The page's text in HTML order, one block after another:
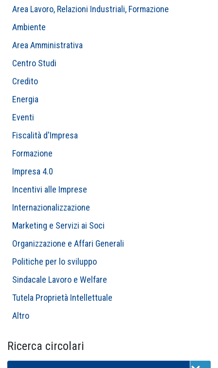
Area Lavoro, Relazioni Industriali, Formazione
Ambiente
Area Amministrativa
Centro Studi
Credito
Energia
Eventi
Fiscalità d'Impresa
Formazione
Impresa 4.0
Incentivi alle Imprese
Internazionalizzazione
Marketing e Servizi ai Soci
Organizzazione e Affari Generali
Politiche per lo sviluppo
Sindacale Lavoro e Welfare
Tutela Proprietà Intellettuale
Altro
Ricerca circolari